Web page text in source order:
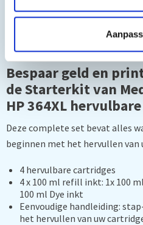
HP Photosmart Wireless
HP Photosmart e-All-in-one
HP Photosmart eStation
Bespaar geld en
de Starterkit van
HP 364XL
Deze complete set bevat alles
beginnen met het hervullen van
4 hervulbare cartridges
4 x 100 ml refill inkt: 1x 100
100 ml Dye inkt
Eenvoudige handleiding:
het hervullen van uw